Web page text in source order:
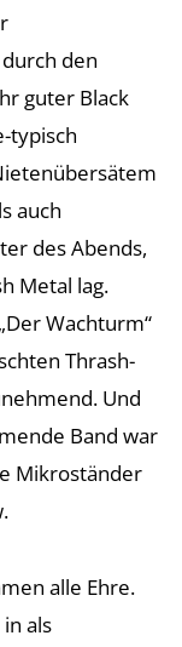
den
guter Black
typisch
auch
des Abends,
Metal lag.
Wachturm“
Thrash-
Und
Band war
Mikroständer
alle Ehre.
als